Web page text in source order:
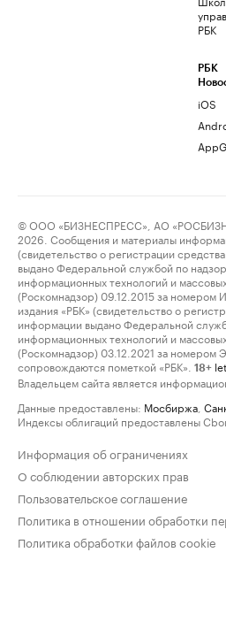
РБК
РБК
iOS
© ООО «БИЗНЕСПРЕСС», АО
2026. Сообщения и материалы
(свидетельство о регистрации
выдано Федеральной службой по
информационных технологий и
(Роскомнадзор) 09.12.2015 за
издания «РБК» (свидетельство о
информации выдано Федеральной
информационных технологий и
(Роскомнадзор) 03.12.2021 за
сопровождаются пометкой «РБК».
18+
Владельцем сайта является
Данные предоставлены: Мосбиржа
Индексы облигаций предоставлены
Информация об ограничениях
О соблюдении авторских прав
Пользовательское соглашение
Политика в отношении обработки
Политика обработки файлов cookie